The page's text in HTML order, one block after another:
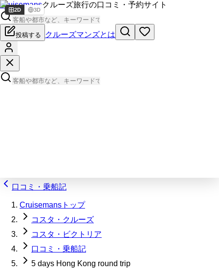
Cruisemansクルーズ旅行の口コミ・予約サイト
投稿する クルーズマンズとは
口コミ・乗船記
Cruisemansトップ
コスタ・クルーズ
コスタ・ビクトリア
口コミ・乗船記
5 days Hong Kong round trip
2D 3D